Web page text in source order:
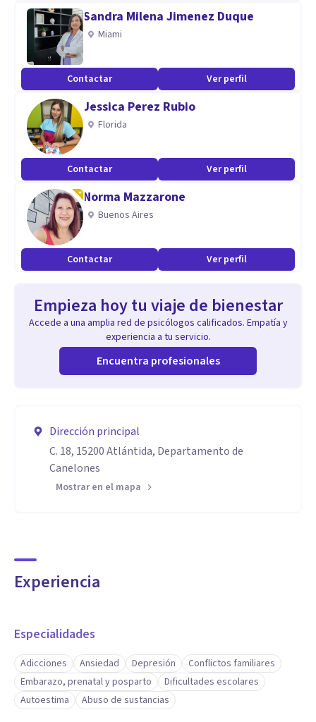
Sandra Milena Jimenez Duque
Miami
Contactar Ver perfil
Jessica Perez Rubio
Florida
Contactar Ver perfil
Norma Mazzarone
Buenos Aires
Contactar Ver perfil
Empieza hoy tu viaje de bienestar
Accede a una amplia red de psicólogos calificados. Empatía y
experiencia a tu servicio.
Encuentra profesionales
Dirección principal
C. 18, 15200 Atlántida, Departamento de
Canelones
Mostrar en el mapa
Experiencia
Especialidades
Adicciones Ansiedad Depresión
Conflictos familiares
Embarazo, prenatal y posparto
Dificultades escolares
Autoestima
Abuso de sustancias